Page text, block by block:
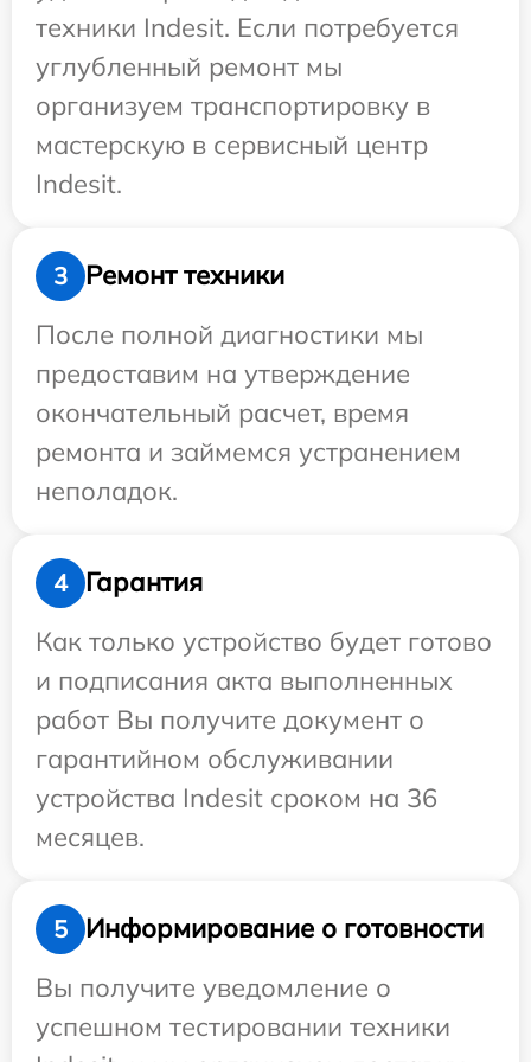
техники Indesit. Если потребуется
углубленный ремонт мы
организуем транспортировку в
мастерскую в сервисный центр
Indesit.
3
Ремонт техники
После полной диагностики мы
предоставим на утверждение
окончательный расчет, время
ремонта и займемся устранением
неполадок.
4
Гарантия
Как только устройство будет готово
и подписания акта выполненных
работ Вы получите документ о
гарантийном обслуживании
устройства Indesit сроком на 36
месяцев.
5
Информирование о готовности
Вы получите уведомление о
успешном тестировании техники